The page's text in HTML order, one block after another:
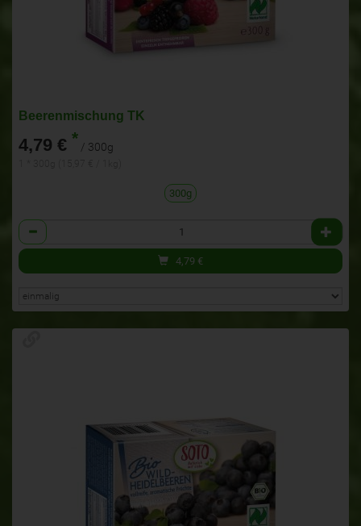
Beerenmischung TK
4,79 € * / 300g
300g
Anzahl
4,79 €